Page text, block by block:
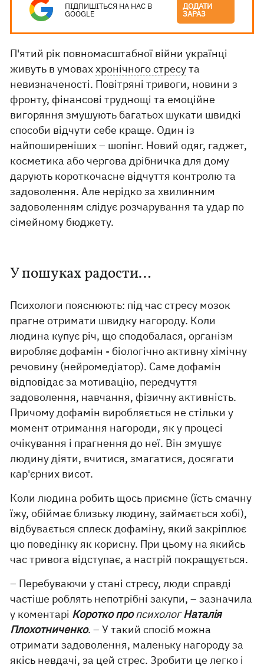
ПІДПИШІТЬСЯ НА НАС В
GOOGLE
ДОДАТИ
ЗАРАЗ
П'ятий рік повномасштабної війни українці
живуть в умоваххронічного стресута
невизначеності. Повітряні тривоги, новини з
фронту, фінансові труднощі та емоційне
вигоряння змушують багатьох шукати швидкі
способи відчути себе краще. Один із
найпоширеніших – шопінг. Новий одяг, гаджет,
косметика або чергова дрібничка для дому
дарують короткочасне відчуття контролю та
задоволення. Але нерідко за хвилинним
задоволенням слідує розчарування та удар по
сімейному бюджету.
У пошуках радости…
Психологи пояснюють: під час стресу мозок
прагне отримати швидку нагороду. Коли
людина купує річ, що сподобалася, організм
виробляє дофамін - біологічно активну хімічну
речовину (нейромедіатор). Саме дофамін
відповідає за мотивацію, передчуття
задоволення, навчання, фізичну активність.
Причому дофамін виробляється не стільки у
момент отримання нагороди, як у процесі
очікування і прагнення до неї. Він змушує
людину діяти, вчитися, змагатися, досягати
кар'єрних висот.
Коли людина робить щось приємне (їсть смачну
їжу, обіймає близьку людину, займається хобі),
відбувається сплеск дофаміну, який закріплює
цю поведінку як корисну. При цьому на якийсь
час тривога відступає, а настрій покращується.
– Перебуваючи у стані стресу, люди справді
частіше роблять непотрібні закупи, – зазначила
у коментарі Коротко пропсихологНаталія
Плохотниченко. – У такий спосіб можна
отримати задоволення, маленьку нагороду за
якісь невдачі, за цей стрес. Зробити це легко і